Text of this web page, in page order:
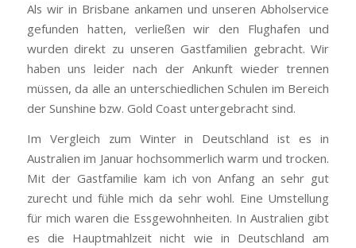
Als wir in Brisbane ankamen und unseren Abholservice
gefunden hatten, verließen wir den Flughafen und
wurden direkt zu unseren Gastfamilien gebracht. Wir
haben uns leider nach der Ankunft wieder trennen
müssen, da alle an unterschiedlichen Schulen im Bereich
der Sunshine bzw. Gold Coast untergebracht sind.
Im Vergleich zum Winter in Deutschland ist es in
Australien im Januar hochsommerlich warm und trocken.
Mit der Gastfamilie kam ich von Anfang an sehr gut
zurecht und fühle mich da sehr wohl. Eine Umstellung
für mich waren die Essgewohnheiten. In Australien gibt
es die Hauptmahlzeit nicht wie in Deutschland am